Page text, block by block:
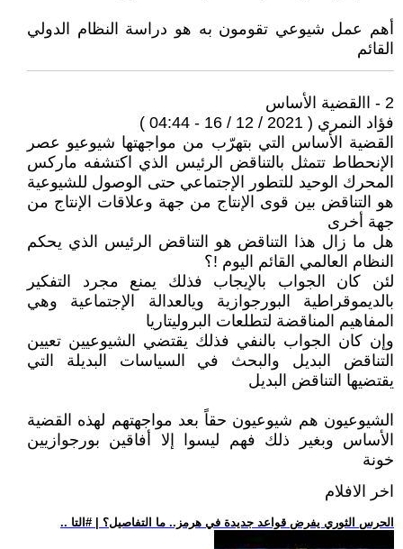
أهم عمل شيوعي تقومون به هو دراسة النظام الدولي
القائم
2 - االقضية الأساس
فؤاد النمري ( 2021 / 12 / 16 - 04:44 )
القضية الأساس التي بتهرّب من مواجهتها شيوعيو عصر
الإنحطاط تتمثل بالتناقض الرئيس الذي اكتشفه ماركس
المحرك الوحيد للتطور الإجتماعي حتى الوصول للشيوعية
هو التناقض بين قوى الإنتاج من جهة وعلاقات الإنتاج من
جهة أخرى
هل ما زال هذا التناقض هو التناقض الرئيس الذي يحكم
النظام العالمي القائم اليوم !؟
لئن كان الجواب بالإيجاب فذلك يمنع مجرد التفكير
بالديموقراطية البورجوازية ويالعدالة الإجتماعية وهي
المفاهيم المناقضة لتطلعات البروليتاريا
وإن كان الجواب بالنفي فذلك يقتضي الشيوعيين تعيين
التناقض البديل والبحث في السياسات البديلة التي
يقتضيها التناقض البديل
الشيوعيون هم شيوعيون حقاً بعد مواجهتهم لهذه القضية
الأساس وبغير ذلك فهم ليسوا إلا أفاقين بورجوازيين
خونة
اخر الافلام
.. الحرس الثوري يفرض قواعد جديدة في هرمز.. ما التفاصيل؟ | #التا